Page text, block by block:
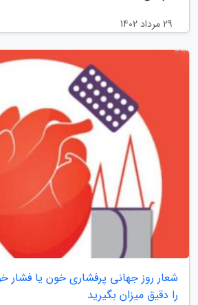
29 مرداد 1402
شعار روز جهانی پرفشاری خون یا فشار
را دقیق میزان بگیرید